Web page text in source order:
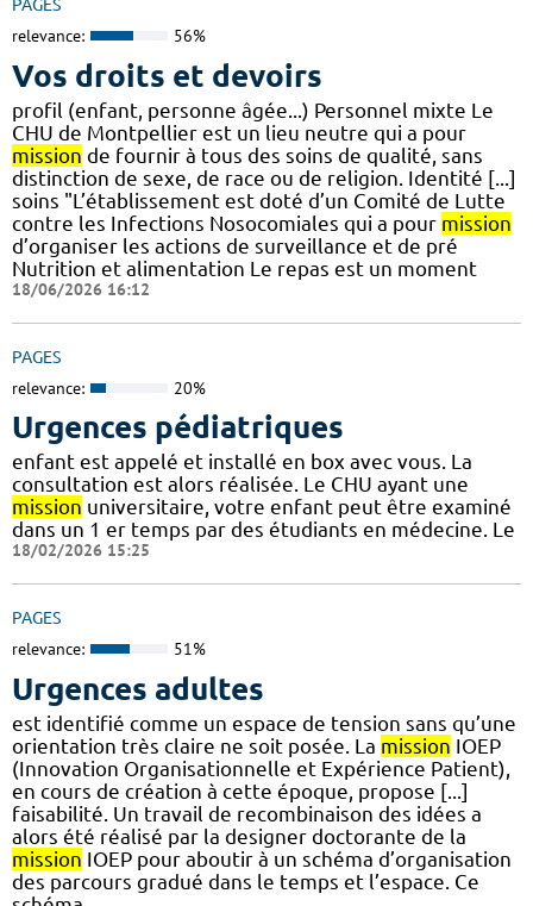
PAGES
relevance: 56%
Vos droits et devoirs
profil (enfant, personne âgée...) Personnel mixte Le
CHU de Montpellier est un lieu neutre qui a pour
mission de fournir à tous des soins de qualité, sans
distinction de sexe, de race ou de religion. Identité [...]
soins "L’établissement est doté d’un Comité de Lutte
contre les Infections Nosocomiales qui a pour mission
d’organiser les actions de surveillance et de pré
Nutrition et alimentation Le repas est un moment
18/06/2026 16:12
PAGES
relevance: 20%
Urgences pédiatriques
enfant est appelé et installé en box avec vous. La
consultation est alors réalisée. Le CHU ayant une
mission universitaire, votre enfant peut être examiné
dans un 1 er temps par des étudiants en médecine. Le
18/02/2026 15:25
PAGES
relevance: 51%
Urgences adultes
est identifié comme un espace de tension sans qu’une
orientation très claire ne soit posée. La mission IOEP
(Innovation Organisationnelle et Expérience Patient),
en cours de création à cette époque, propose [...]
faisabilité. Un travail de recombinaison des idées a
alors été réalisé par la designer doctorante de la
mission IOEP pour aboutir à un schéma d’organisation
des parcours gradué dans le temps et l’espace. Ce